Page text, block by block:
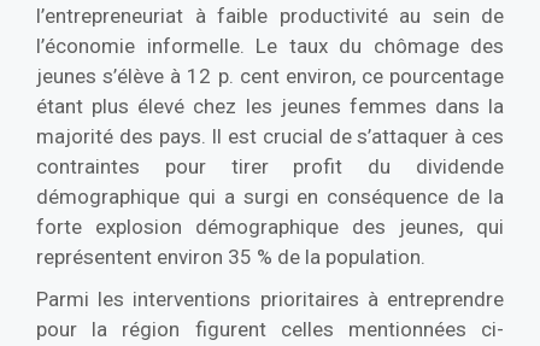
l’entrepreneuriat à faible productivité au sein de
l’économie informelle. Le taux du chômage des
jeunes s’élève à 12 p. cent environ, ce pourcentage
étant plus élevé chez les jeunes femmes dans la
majorité des pays. Il est crucial de s’attaquer à ces
contraintes pour tirer profit du dividende
démographique qui a surgi en conséquence de la
forte explosion démographique des jeunes, qui
représentent environ 35 % de la population.
Parmi les interventions prioritaires à entreprendre
pour la région figurent celles mentionnées ci-